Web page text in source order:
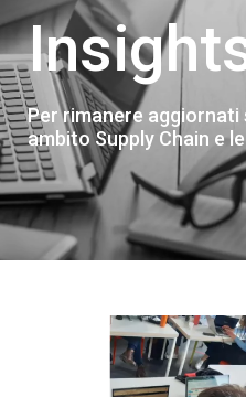
Per rimanere
ambito Supply Chain e